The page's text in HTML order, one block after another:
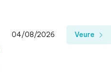
04/08/2026 Veure